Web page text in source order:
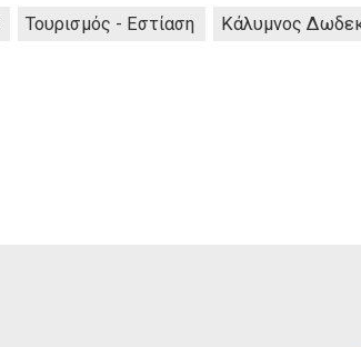
Τουρισμός - Εστίαση Κάλυμνος